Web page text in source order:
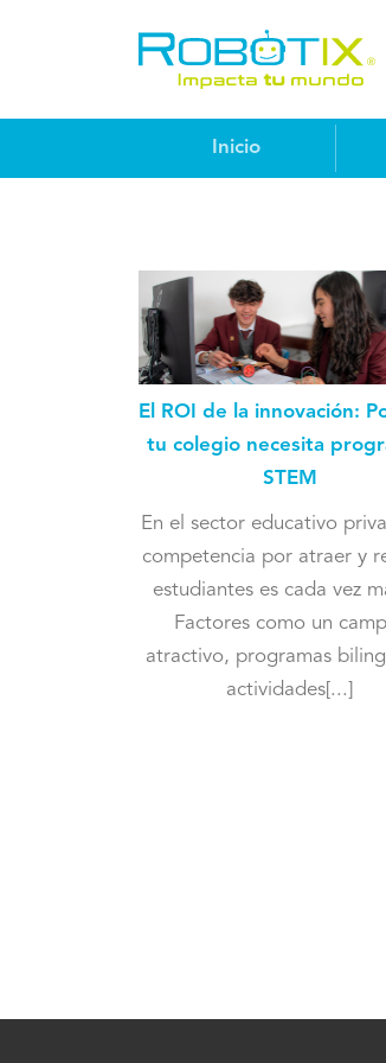
Inicio
El ROI de la innovación:
tu colegio necesita
STEM
En el sector educativo
competencia por atraer y
estudiantes es cada vez
Factores como un
atractivo, programas
actividades[...]